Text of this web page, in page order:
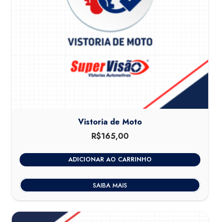
Vistoria de Moto
R$165,00
ADICIONAR AO CARRINHO
SAIBA MAIS